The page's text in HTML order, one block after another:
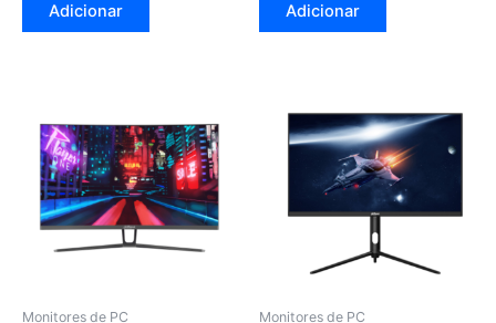
Adicionar Adicionar
Monitores de PC Monitores de PC